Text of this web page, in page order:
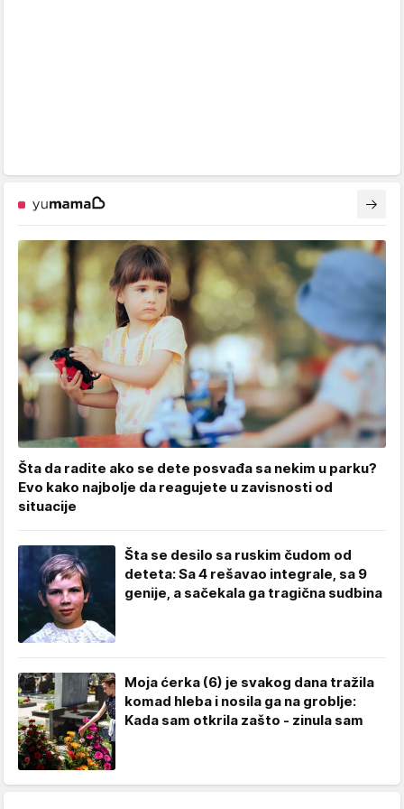
Šta da radite ako se dete posvađa sa nekim u parku?
Evo kako najbolje da reagujete u zavisnosti od
situacije
Šta se desilo sa ruskim čudom od
deteta: Sa 4 rešavao integrale, sa 9
genije, a sačekala ga tragična sudbina
Moja ćerka (6) je svakog dana tražila
komad hleba i nosila ga na groblje:
Kada sam otkrila zašto - zinula sam